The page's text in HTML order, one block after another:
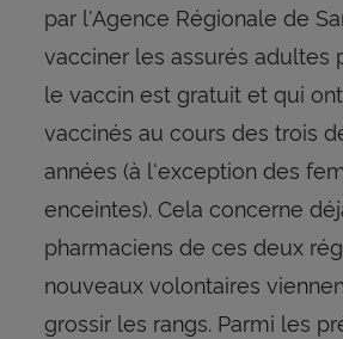
par l'Agence Régionale de
vacciner les assurés adultes
le vaccin est gratuit et qui
vaccinés au cours des trois
années (à l'exception des
enceintes). Cela concerne
pharmaciens de ces deux
nouveaux volontaires
grossir les rangs. Parmi les